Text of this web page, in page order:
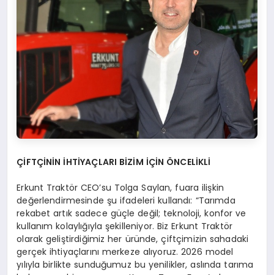
ÇİFTÇİNİN İHTİYAÇLARI BİZİM İÇİN ÖNCELİKLİ
Erkunt Traktör CEO’su Tolga Saylan, fuara ilişkin
değerlendirmesinde şu ifadeleri kullandı: “Tarımda
rekabet artık sadece güçle değil; teknoloji, konfor ve
kullanım kolaylığıyla şekilleniyor. Biz Erkunt Traktör
olarak geliştirdiğimiz her üründe, çiftçimizin sahadaki
gerçek ihtiyaçlarını merkeze alıyoruz. 2026 model
yılıyla birlikte sunduğumuz bu yenilikler, aslında tarıma